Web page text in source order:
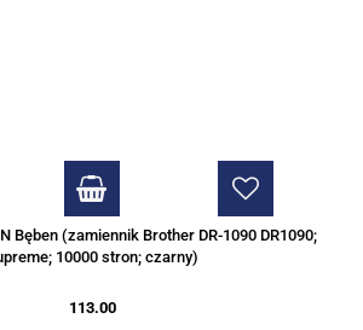
Bęben (zamiennik Brother DR-1090 DR1090;
10000 stron; czarny)
113.00